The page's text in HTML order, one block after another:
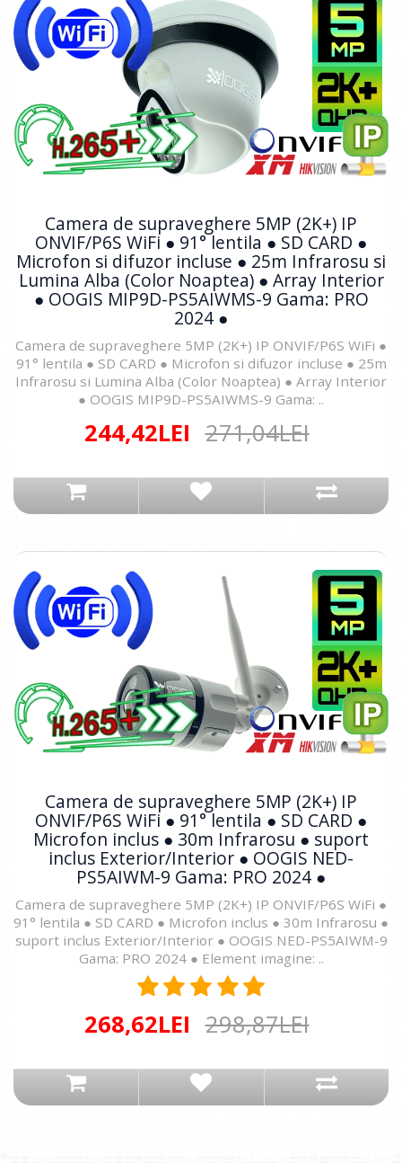
Camera de supraveghere 5MP (2K+) IP
ONVIF/P6S WiFi ● 91° lentila ● SD CARD ●
Microfon si difuzor incluse ● 25m Infrarosu si
Lumina Alba (Color Noaptea) ● Array Interior
● OOGIS MIP9D-PS5AIWMS-9 Gama: PRO
2024 ●
Camera de supraveghere 5MP (2K+) IP ONVIF/P6S WiFi ●
91° lentila ● SD CARD ● Microfon si difuzor incluse ● 25m
Infrarosu si Lumina Alba (Color Noaptea) ● Array Interior
● OOGIS MIP9D-PS5AIWMS-9 Gama: ..
244,42LEI 271,04LEI
Camera de supraveghere 5MP (2K+) IP
ONVIF/P6S WiFi ● 91° lentila ● SD CARD ●
Microfon inclus ● 30m Infrarosu ● suport
inclus Exterior/Interior ● OOGIS NED-
PS5AIWM-9 Gama: PRO 2024 ●
Camera de supraveghere 5MP (2K+) IP ONVIF/P6S WiFi ●
91° lentila ● SD CARD ● Microfon inclus ● 30m Infrarosu ●
suport inclus Exterior/Interior ● OOGIS NED-PS5AIWM-9
Gama: PRO 2024 ● Element imagine: ..
268,62LEI 298,87LEI